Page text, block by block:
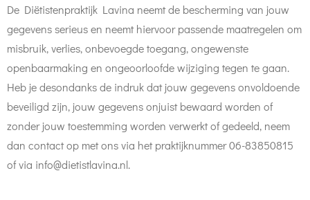
De Diëtistenpraktijk Lavina neemt de bescherming van jouw
gegevens serieus en neemt hiervoor passende maatregelen om
misbruik, verlies, onbevoegde toegang, ongewenste
openbaarmaking en ongeoorloofde wijziging tegen te gaan.
Heb je desondanks de indruk dat jouw gegevens onvoldoende
beveiligd zijn, jouw gegevens onjuist bewaard worden of
zonder jouw toestemming worden verwerkt of gedeeld, neem
dan contact op met ons via het praktijknummer 06-83850815
of via info@dietistlavina.nl.